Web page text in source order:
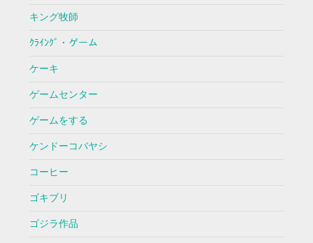
キング牧師
ｸﾗｲﾝｸﾞ・ゲーム
ケーキ
ゲームセンター
ゲームをする
ケンドーコバヤシ
コーヒー
ゴキブリ
ゴジラ作品